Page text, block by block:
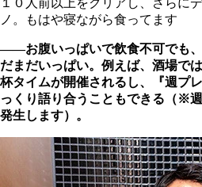
ノ。もはや寝ながら食ってます
――お腹いっぱいで飲食不可でも
だまだいっぱい。例えば、酒場で
杯タイムが開催されるし、『週プ
っくり語り合うこともできる（※
発生します）。